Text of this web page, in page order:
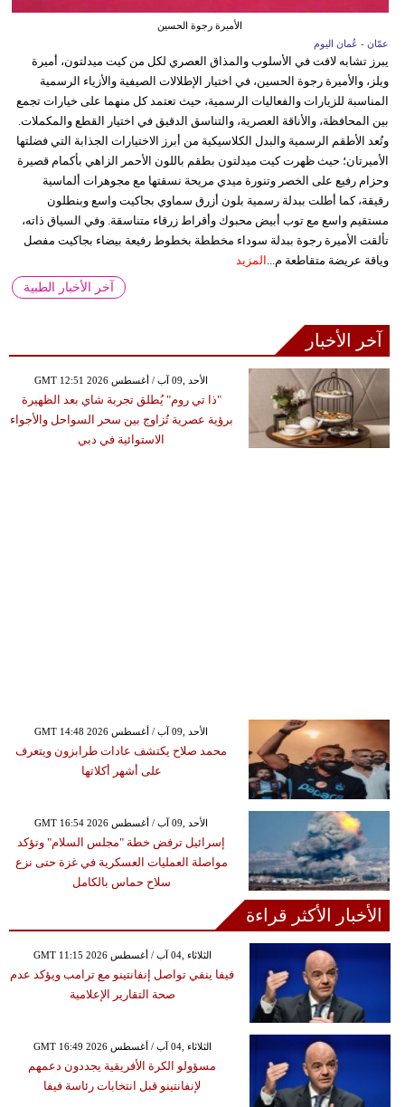
الأميرة رجوة الحسين
عمّان - عُمان اليوم
يبرز تشابه لافت في الأسلوب والمذاق العصري لكل من كيت ميدلتون، أميرة
ويلز، والأميرة رجوة الحسين، في اختيار الإطلالات الصيفية والأزياء الرسمية
المناسبة للزيارات والفعاليات الرسمية، حيث تعتمد كل منهما على خيارات تجمع
بين المحافظة، والأناقة العصرية، والتناسق الدقيق في اختيار القطع والمكملات.
وتُعد الأطقم الرسمية والبدل الكلاسيكية من أبرز الاختيارات الجذابة التي فضلتها
الأميرتان؛ حيث ظهرت كيت ميدلتون بطقم باللون الأحمر الزاهي بأكمام قصيرة
وحزام رفيع على الخصر وتنورة ميدي مريحة نسقتها مع مجوهرات ألماسية
رقيقة، كما أطلت ببدلة رسمية بلون أزرق سماوي بجاكيت واسع وبنطلون
مستقيم واسع مع توب أبيض محبوك وأقراط زرقاء متناسقة. وفي السياق ذاته،
تألقت الأميرة رجوة ببدلة سوداء مخططة بخطوط رفيعة بيضاء بجاكيت مفصل
وياقة عريضة متقاطعة م...
المزيد
آخر الأخبار الطبية
آخر الأخبار
GMT 12:51 2026 الأحد ,09 آب / أغسطس
"ذا تي روم" يُطلق تجربة شاي بعد الظهيرة
برؤية عصرية تُزاوج بين سحر السواحل والأجواء
الاستوائية في دبي
GMT 14:48 2026 الأحد ,09 آب / أغسطس
محمد صلاح يكتشف عادات طرابزون ويتعرف
على أشهر أكلاتها
GMT 16:54 2026 الأحد ,09 آب / أغسطس
إسرائيل ترفض خطة "مجلس السلام" وتؤكد
مواصلة العمليات العسكرية في غزة حتى نزع
سلاح حماس بالكامل
الأخبار الأكثر قراءة
GMT 11:15 2026 الثلاثاء ,04 آب / أغسطس
فيفا ينفي تواصل إنفانتينو مع ترامب ويؤكد عدم
صحة التقارير الإعلامية
GMT 16:49 2026 الثلاثاء ,04 آب / أغسطس
مسؤولو الكرة الأفريقية يجددون دعمهم
لإنفانتينو قبل انتخابات رئاسة فيفا